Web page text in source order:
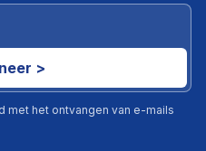
>
met het ontvangen van e-mails